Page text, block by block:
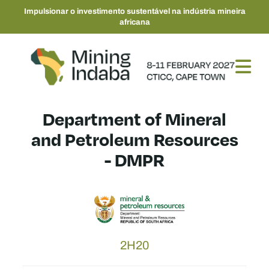
Impulsionar o investimento sustentável na indústria mineira
africana
Department of Mineral
and Petroleum Resources
- DMPR
2H20